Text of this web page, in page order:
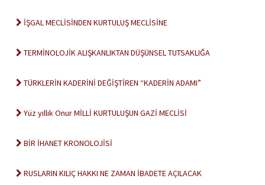
İŞGAL MECLİSİNDEN KURTULUŞ MECLİSİNE
TERMİNOLOJİK ALIŞKANLIKTAN DÜŞÜNSEL TUTSAKLIĞA
TÜRKLERİN KADERİNİ DEĞİŞTİREN “KADERİN ADAMI”
Yüz yıllık Onur MİLLİ KURTULUŞUN GAZİ MECLİSİ
BİR İHANET KRONOLOJİSİ
RUSLARIN KILIÇ HAKKI NE ZAMAN İBADETE AÇILACAK